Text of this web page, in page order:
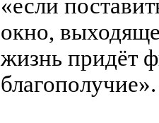
«если
окно,
жизнь придёт
благополучие».